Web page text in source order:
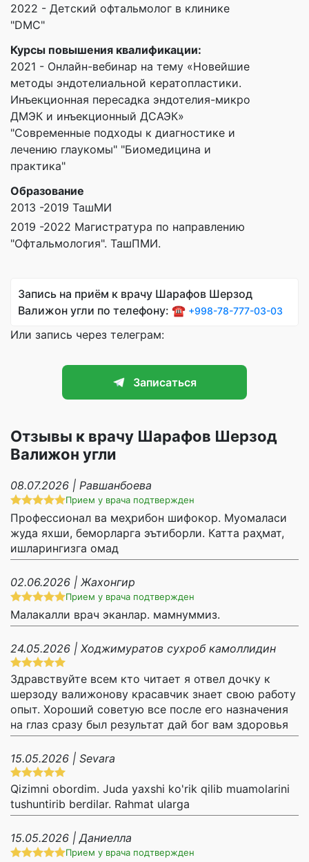
2022 - Детский офтальмолог в клинике
"DMC"
Курсы повышения квалификации:
2021 - Онлайн-вебинар на тему «Новейшие
методы эндотелиальной кератопластики.
Инъекционная пересадка эндотелия-микро
ДМЭК и инъекционный ДСАЭК»
"Современные подходы к диагностике и
лечению глаукомы" "Биомедицина и
практика"
Образование
2013 -2019 ТашМИ
2019 -2022 Магистратура по направлению
"Офтальмология". ТашПМИ.
Запись на приём к врачу Шарафов Шерзод
Валижон угли по телефону: ☎️ +998-78-777-03-03
Или запись через телеграм:
Записаться
Отзывы к врачу Шарафов Шерзод
Валижон угли
08.07.2026 | Равшанбоева
Прием у врача подтвержден
Профессионал ва меҳрибон шифокор. Муомаласи
жуда яхши, беморларга эътиборли. Катта раҳмат,
ишларингизга омад
02.06.2026 | Жахонгир
Прием у врача подтвержден
Малакалли врач эканлар. мамнуммиз.
24.05.2026 | Ходжимуратов сухроб камоллидин
Здравствуйте всем кто читает я отвел дочку к
шерзоду валижонову красавчик знает свою работу
опыт. Хороший советую все после его назначения
на глаз сразу был результат дай бог вам здоровья
15.05.2026 | Sevara
Qizimni obordim. Juda yaxshi ko'rik qilib muamolarini
tushuntirib berdilar. Rahmat ularga
15.05.2026 | Даниелла
Прием у врача подтвержден